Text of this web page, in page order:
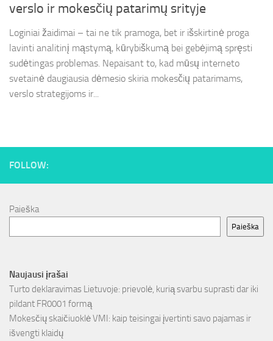
verslo ir mokesčių patarimų srityje
Loginiai žaidimai – tai ne tik pramoga, bet ir išskirtinė proga
lavinti analitinį mąstymą, kūrybiškumą bei gebėjimą spręsti
sudėtingas problemas. Nepaisant to, kad mūsų interneto
svetainė daugiausia dėmesio skiria mokesčių patarimams,
verslo strategijoms ir...
FOLLOW:
Paieška
Paieška
Naujausi įrašai
Turto deklaravimas Lietuvoje: prievolė, kurią svarbu suprasti dar iki
pildant FR0001 formą
Mokesčių skaičiuoklė VMI: kaip teisingai įvertinti savo pajamas ir
išvengti klaidų